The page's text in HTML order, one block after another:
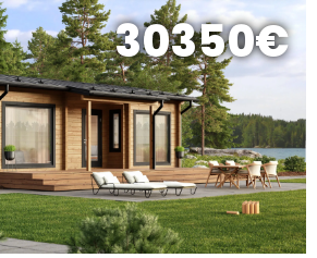
30350€